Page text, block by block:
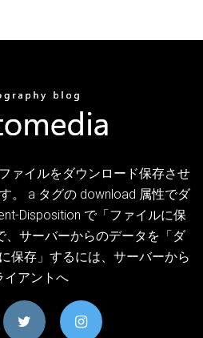
ァイルをダウンロード保存させ
。 a タグの download 属性でダ
Disposition で「ファイルに保
、サーバーからのデータを「ダ
保存」するには、サーバーから
イアントへ